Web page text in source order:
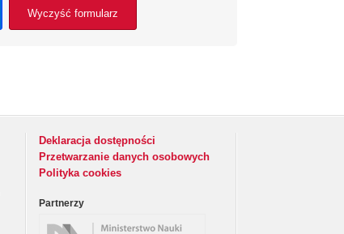
Wyczyść formularz
Deklaracja dostępności
Przetwarzanie danych osobowych
Polityka cookies
Partnerzy